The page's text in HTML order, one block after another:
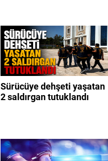
Sürücüye dehşeti yaşatan
2 saldırgan tutuklandı